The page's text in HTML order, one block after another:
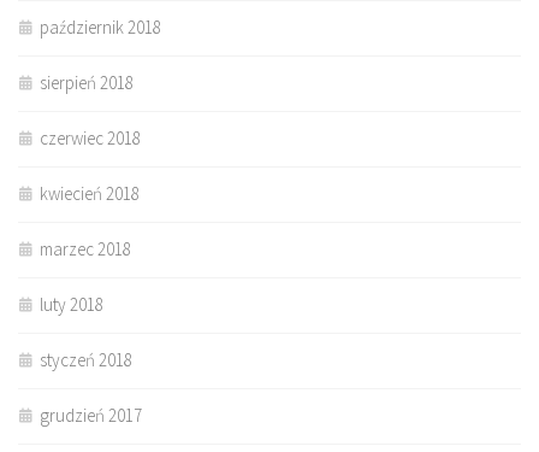
październik 2018
sierpień 2018
czerwiec 2018
kwiecień 2018
marzec 2018
luty 2018
styczeń 2018
grudzień 2017